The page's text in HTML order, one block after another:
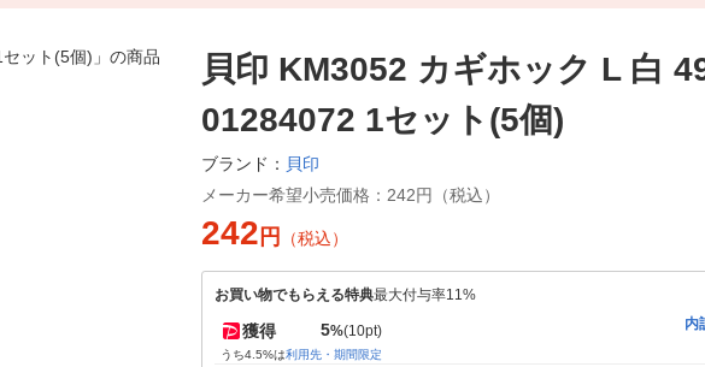
貝印 KM3052 カギホック L 白
01284072 1セット(5個)
ブランド： 貝印
メーカー希望小売価格： 242円（税込）
242 円 （税込）
お買い物でもらえる特典最大付与率11%
獲得 5%(10pt)
うち4.5%は利用先・期間限定
内